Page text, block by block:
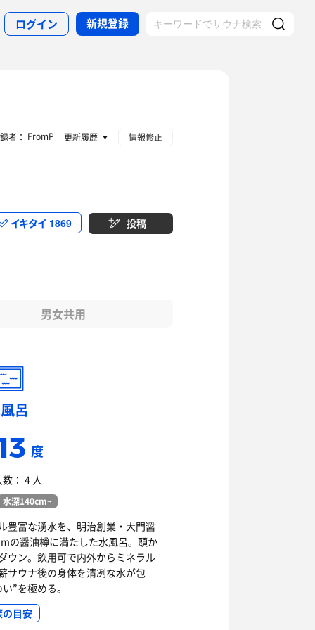
ログイン 新規登録
イキタイ 1869 投稿
男女共用
呂
度
： 4 人
水深140cm~
豊富な湧水を、明治創業・大門醤
の醤油樽に満たした水風呂。頭か
ウン。飲用可で内外からミネラル
サウナ後の身体を清冽な水が包
”を極める。
の目安
者： FromP 更新履歴 情報修正